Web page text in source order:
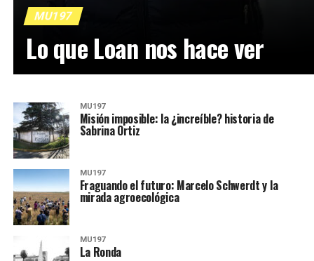
MU197
Lo que Loan nos hace ver
MU197
Misión imposible: la ¿increíble? historia de
Sabrina Ortiz
MU197
Fraguando el futuro: Marcelo Schwerdt y la
mirada agroecológica
MU197
La Ronda